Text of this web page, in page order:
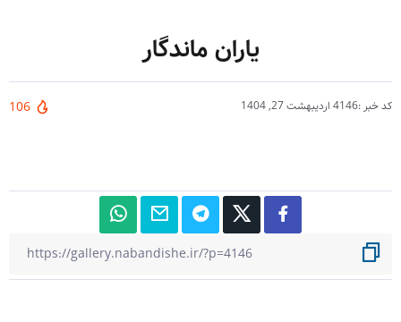
یاران ماندگار
کد خبر :4146 اردیبهشت 27, 1404 106